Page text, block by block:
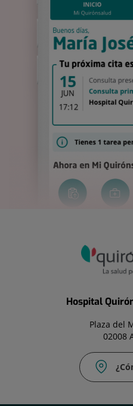
Hospital
Plaza del
02008